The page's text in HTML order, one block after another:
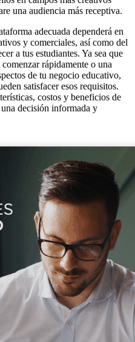
una audiencia más receptiva.
adecuada dependerá en
y comerciales, así como del
a tus estudiantes. Ya sea que
rápidamente o una
de tu negocio educativo,
satisfacer esos requisitos.
costos y beneficios de
decisión informada y